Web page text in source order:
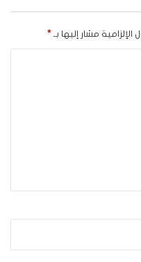
الإلزامية مشار إليها بـ *